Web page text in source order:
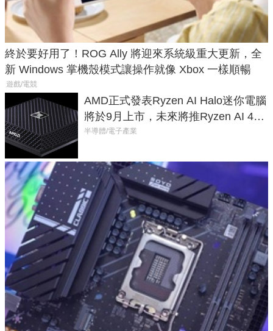
終於要好用了！ROG Ally 將迎來系統級重大更新，全
新 Windows 掌機殼模式讓操作就像 Xbox 一樣順暢
遊戲/電競
AMD正式發表Ryzen AI Halo迷你電腦
將於9月上市，未來將推Ryzen AI 400
Max系列處理器與對應升級版
半導體/電子產業